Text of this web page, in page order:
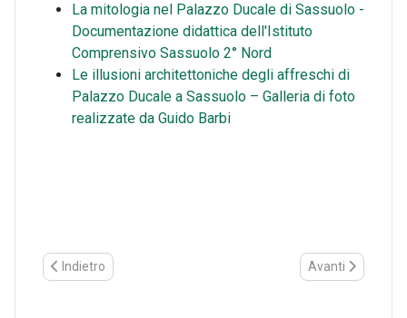
La mitologia nel Palazzo Ducale di Sassuolo -
Documentazione didattica dell'Istituto
Comprensivo Sassuolo 2° Nord
Le illusioni architettoniche degli affreschi di
Palazzo Ducale a Sassuolo – Galleria di foto
realizzate da Guido Barbi
Articolo precedente: La Locanda Napoleone di Altedo: un
Indietro Articolo
Avanti